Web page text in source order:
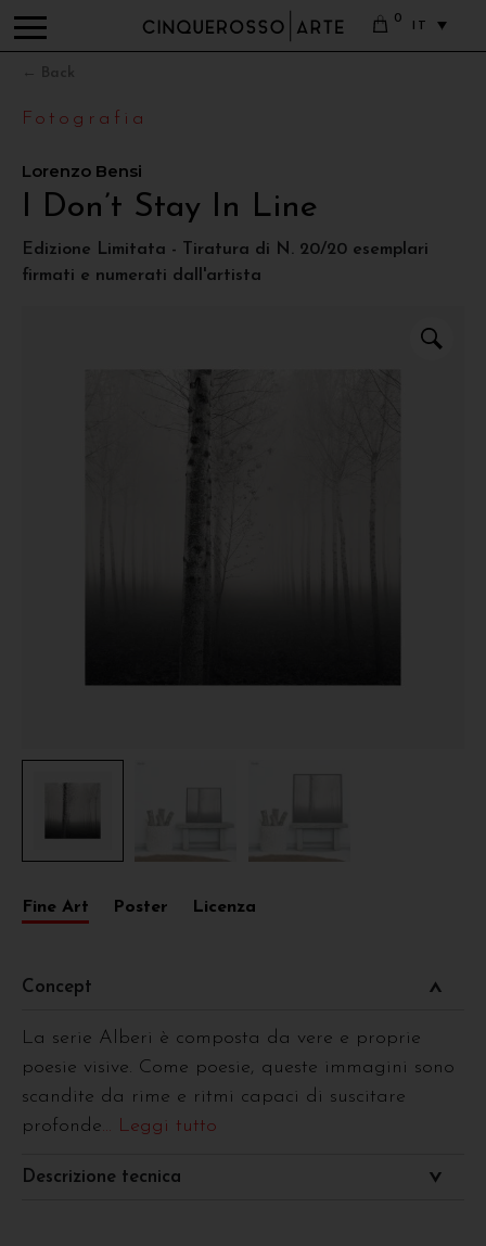
0
IT
Fotografia
Lorenzo Bensi
I Don’t Stay In Line
Edizione Limitata - Tiratura di N. 20/20 esemplari
firmati e numerati dall'artista
Fine Art Poster Licenza
Concept
La serie Alberi è composta da vere e proprie
poesie visive. Come poesie, queste immagini sono
scandite da rime e ritmi capaci di suscitare
profonde... Leggi tutto
Descrizione tecnica